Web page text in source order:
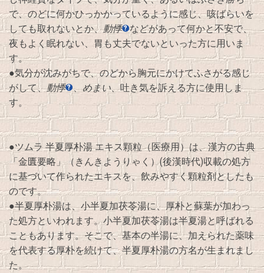
で、のどに何かひっかかっているように感じ、咳ばらいを
しても取れないとか、動悸
などがあって何かと不安で、
夜もよく眠れない、胃も丈夫でないといった方に用いま
す。
●気分が沈みがちで、のどから胸元にかけてふさがる感じ
がして、動悸 、めまい、吐き気を訴える方に使用しま
す。
●ツムラ 半夏厚朴湯 エキス顆粒（医療用）は、漢方の古典
「金匱要略」（きんきようりゃく）(後漢時代)収載の処方
に基づいて作られたエキスを、飲みやすく顆粒剤としたも
のです。
●半夏厚朴湯は、小半夏加茯苓湯に、厚朴と蘇葉が加わっ
た処方といわれます。小半夏加茯苓湯は半夏湯と呼ばれる
こともあります。そこで、基本の半湯に、加えられた薬味
を代表する厚朴を続けて、半夏厚朴湯の方名が生まれまし
た。